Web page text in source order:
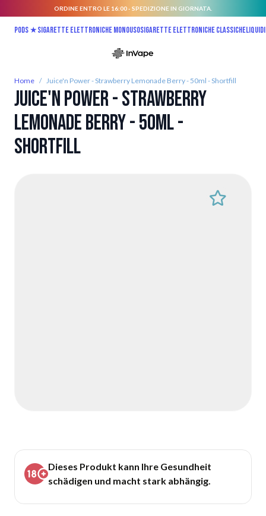
ORDINE ENTRO LE 16:00 - SPEDIZIONE IN GIORNATA.
Pods ★Sigarette elettroniche monousoSigarette elettroniche classiche
Home / Juice'n Power - Strawberry Lemonade Berry - 50ml - Shortfill
Juice'n Power - Strawberry
Lemonade Berry - 50ml -
Shortfill
Dieses Produkt kann Ihre Gesundheit
schädigen und macht stark abhängig.